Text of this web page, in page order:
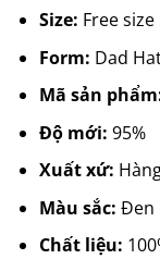
Size: Free size
Form: Dad
Mã sản
Độ mới: 95%
Xuất xứ:
Màu sắc: Đen
Chất liệu: